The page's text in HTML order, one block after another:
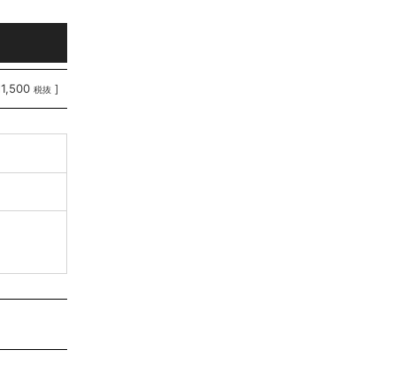
税抜 ]